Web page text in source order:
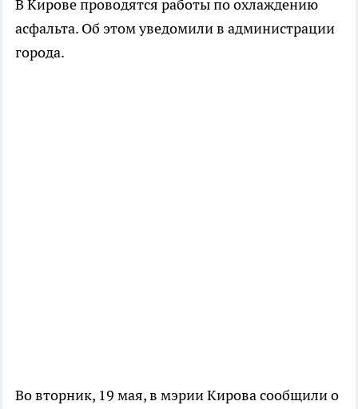
В Кирове проводятся работы по охлаждению
асфальта. Об этом уведомили в администрации
города.
Во вторник, 19 мая, в мэрии Кирова сообщили о